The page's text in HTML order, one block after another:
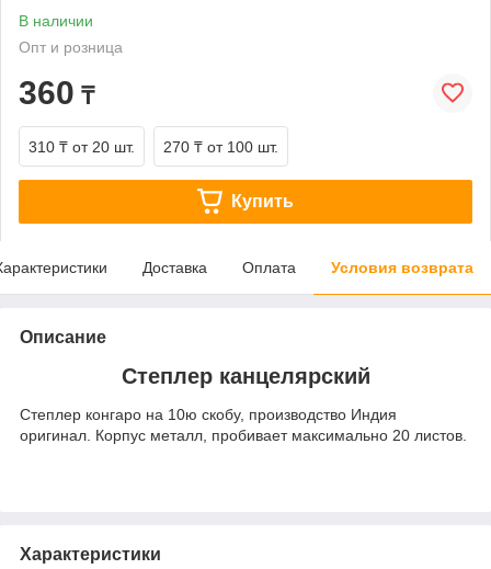
В наличии
Опт и розница
360 ₸
310 ₸ от 20 шт. 270 ₸ от 100 шт.
Купить
Доставка Оплата Условия возврата
Описание
Степлер канцелярский
Степлер конгаро на 10ю скобу, производство Индия
оригинал. Корпус металл, пробивает максимально 20 листов.
Характеристики